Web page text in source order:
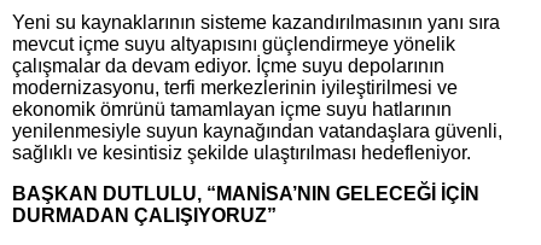
Yeni su kaynaklarının sisteme kazandırılmasının yanı sıra
mevcut içme suyu altyapısını güçlendirmeye yönelik
çalışmalar da devam ediyor. İçme suyu depolarının
modernizasyonu, terfi merkezlerinin iyileştirilmesi ve
ekonomik ömrünü tamamlayan içme suyu hatlarının
yenilenmesiyle suyun kaynağından vatandaşlara güvenli,
sağlıklı ve kesintisiz şekilde ulaştırılması hedefleniyor.
BAŞKAN DUTLULU, “MANİSA’NIN GELECEĞİ İÇİN
DURMADAN ÇALIŞIYORUZ”